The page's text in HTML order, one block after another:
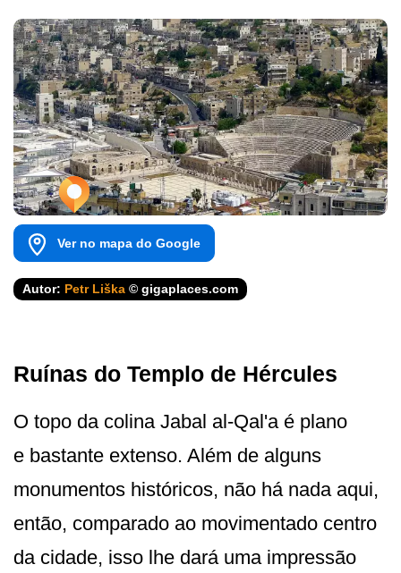
Ver no mapa do Google
Autor: Petr Liška © gigaplaces.com
Ruínas do Templo de Hércules
O topo da colina Jabal al-Qal'a é plano
e bastante extenso. Além de alguns
monumentos históricos, não há nada aqui,
então, comparado ao movimentado centro
da cidade, isso lhe dará uma impressão